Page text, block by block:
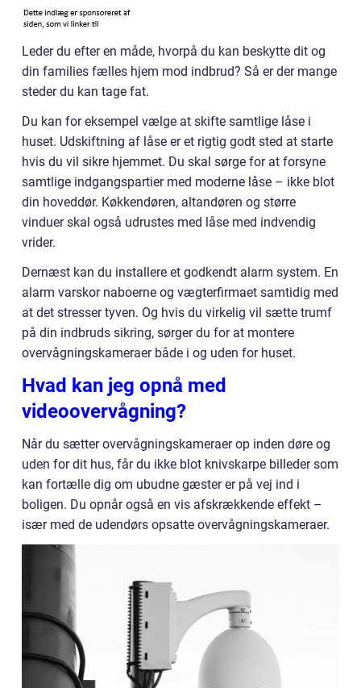
Leder du efter en måde, hvorpå du kan beskytte dit og
din families fælles hjem mod indbrud? Så er der mange
steder du kan tage fat.
Du kan for eksempel vælge at skifte samtlige låse i
huset. Udskiftning af låse er et rigtig godt sted at starte
hvis du vil sikre hjemmet. Du skal sørge for at forsyne
samtlige indgangspartier med moderne låse – ikke blot
din hoveddør. Køkkendøren, altandøren og større
vinduer skal også udrustes med låse med indvendig
vrider.
Dernæst kan du installere et godkendt alarm system. En
alarm varskor naboerne og vægterfirmaet samtidig med
at det stresser tyven. Og hvis du virkelig vil sætte trumf
på din indbruds sikring, sørger du for at montere
overvågningskameraer både i og uden for huset.
Hvad kan jeg opnå med
videoovervågning?
Når du sætter overvågningskameraer op inden døre og
uden for dit hus, får du ikke blot knivskarpe billeder som
kan fortælle dig om ubudne gæster er på vej ind i
boligen. Du opnår også en vis afskrækkende effekt –
især med de udendørs opsatte overvågningskameraer.